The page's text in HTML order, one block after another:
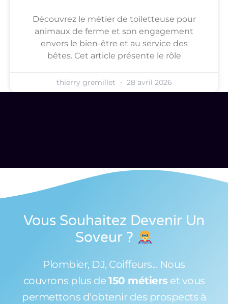
Découvrez le métier de toiletteuse pour
animaux de ferme et son engagement
envers le bien-être et au service des
bêtes. Cet article présente le rôle
thierry gremillet 28 avril 2026
Vous Souhaitez Devenir Un
Soveur ?
Plombier, DJ, Coiffeurs... Nous
couvrons plus de 150 métiers et vous
permettons d'obtenir des prospects à